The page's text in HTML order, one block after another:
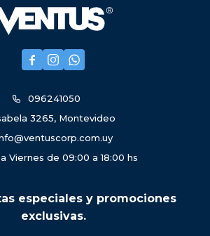
  
096241050
3265, Montevideo
Viernes de 09:00 a 18:00 hs
especiales y promociones
exclusivas.